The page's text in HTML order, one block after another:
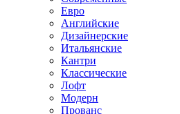
Евро
Английские
Дизайнерские
Итальянские
Кантри
Классические
Лофт
Модерн
Прованс